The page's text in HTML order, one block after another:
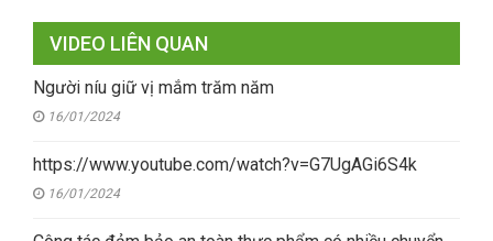
VIDEO LIÊN QUAN
Người níu giữ vị mắm trăm năm
16/01/2024
https://www.youtube.com/watch?v=G7UgAGi6S4k
16/01/2024